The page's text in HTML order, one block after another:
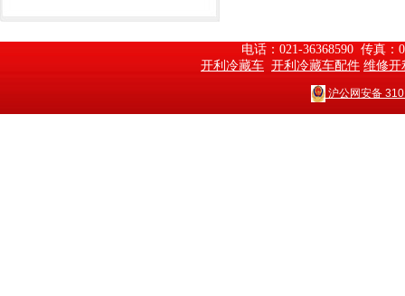
电话：021-36368590  传真：
开利冷藏车 开利冷藏车配件 维修开
沪公网安备